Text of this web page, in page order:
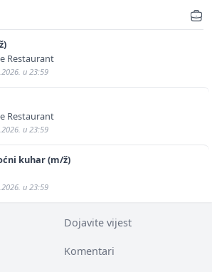
Restaurant
u 23:59
Restaurant
u 23:59
kuhar (m/ž)
u 23:59
Dojavite vijest
Komentari